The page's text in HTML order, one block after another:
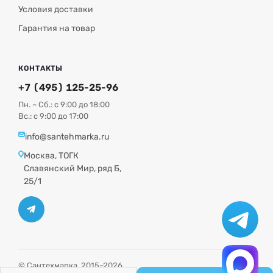
Условия доставки
Гарантия на товар
КОНТАКТЫ
+7 (495) 125-25-96
Пн. – Сб.: с 9:00 до 18:00
Вс.: с 9:00 до 17:00
info@santehmarka.ru
Москва, ТОГК
Славянский Мир, ряд Б,
25/1
© Сантехмарка, 2015–2026